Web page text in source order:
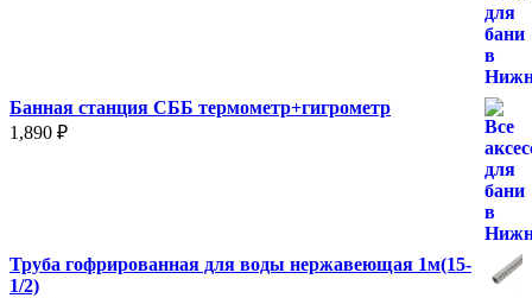
Банная станция СББ термометр+гигрометр
1,890 ₽
Труба гофрированная для воды нержавеющая 1м(15-
1/2)